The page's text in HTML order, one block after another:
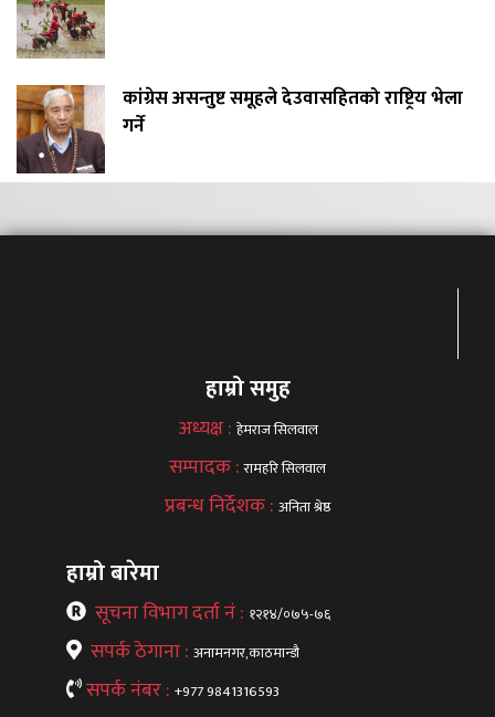
कांग्रेस असन्तुष्ट समूहले देउवासहितको राष्ट्रिय भेला
गर्ने
हाम्रो समुह
अध्यक्ष : हेमराज सिलवाल
सम्पादक :रामहरि सिलवाल
प्रबन्ध निर्देशक : अनिता श्रेष्ठ
हाम्रो बारेमा
सूचना विभाग दर्ता नं : १२१४/०७५-७६
सपर्क ठेगाना : अनामनगर,काठमान्डौ
सपर्क नंबर : +977 9841316593